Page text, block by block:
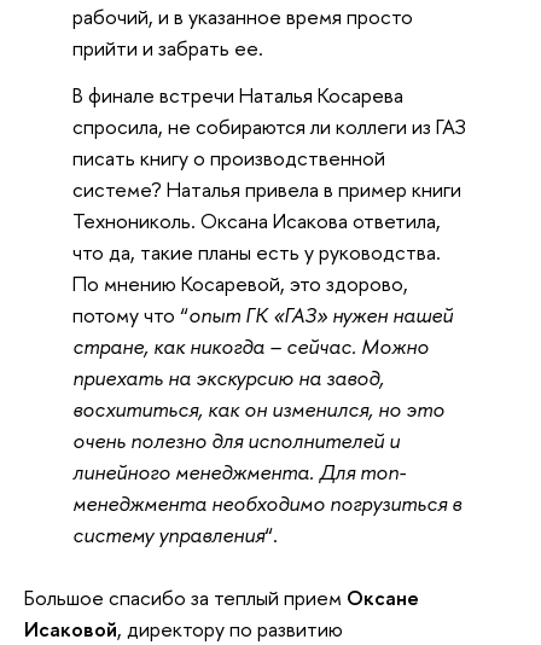
рабочий, и в указанное время просто
прийти и забрать ее.
В финале встречи Наталья Косарева
спросила, не собираются ли коллеги из ГАЗ
писать книгу о производственной
системе? Наталья привела в пример книги
Технониколь. Оксана Исакова ответила,
что да, такие планы есть у руководства.
По мнению Косаревой, это здорово,
потому что “опыт ГК «ГАЗ» нужен нашей
стране, как никогда – сейчас. Можно
приехать на экскурсию на завод,
восхититься, как он изменился, но это
очень полезно для исполнителей и
линейного менеджмента. Для топ-
менеджмента необходимо погрузиться в
систему управления“.
Большое спасибо за теплый прием Оксане
Исаковой, директору по развитию